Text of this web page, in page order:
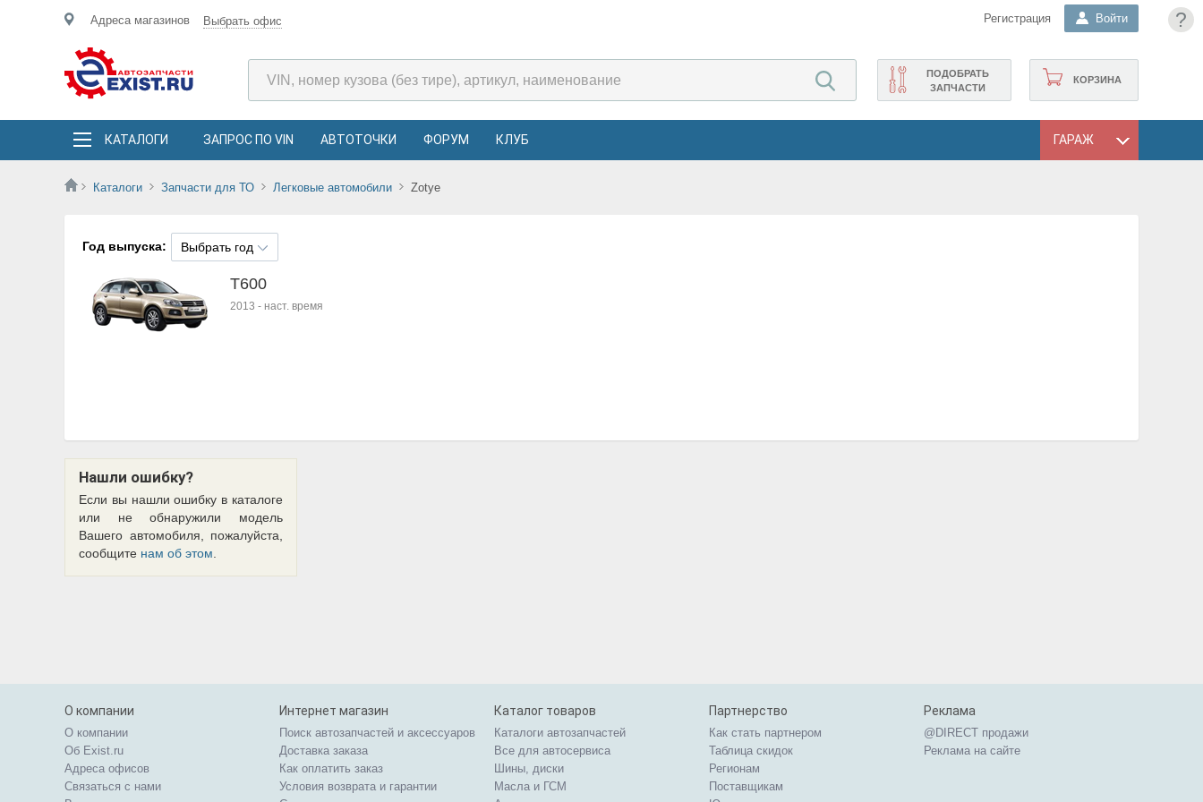
?
Адреса магазинов Выбрать офис Регистрация Войти
КОРЗИНА
ПОДОБРАТЬ
ЗАПЧАСТИ
КАТАЛОГИ ЗАПРОС ПО VIN АВТОТОЧКИ ФОРУМ КЛУБ ГАРАЖ
Каталоги Запчасти для ТО Легковые автомобили Zotye
Год выпуска: Выбрать год
T600
2013 - наст. время
Нашли ошибку?
Если вы нашли ошибку в каталоге
или не обнаружили модель
Вашего автомобиля, пожалуйста,
сообщите нам об этом
О компании
О компании
Об Exist.ru
Адреса офисов
Связаться с нами
Интернет магазин
Поиск автозапчастей и аксессуаров
Доставка заказа
Как оплатить заказ
Условия возврата и гарантии
Каталог товаров
Каталоги автозапчастей
Все для автосервиса
Шины, диски
Масла и ГСМ
Партнерство
Как стать партнером
Таблица скидок
Регионам
Поставщикам
Реклама
@DIRECT продажи
Реклама на сайте